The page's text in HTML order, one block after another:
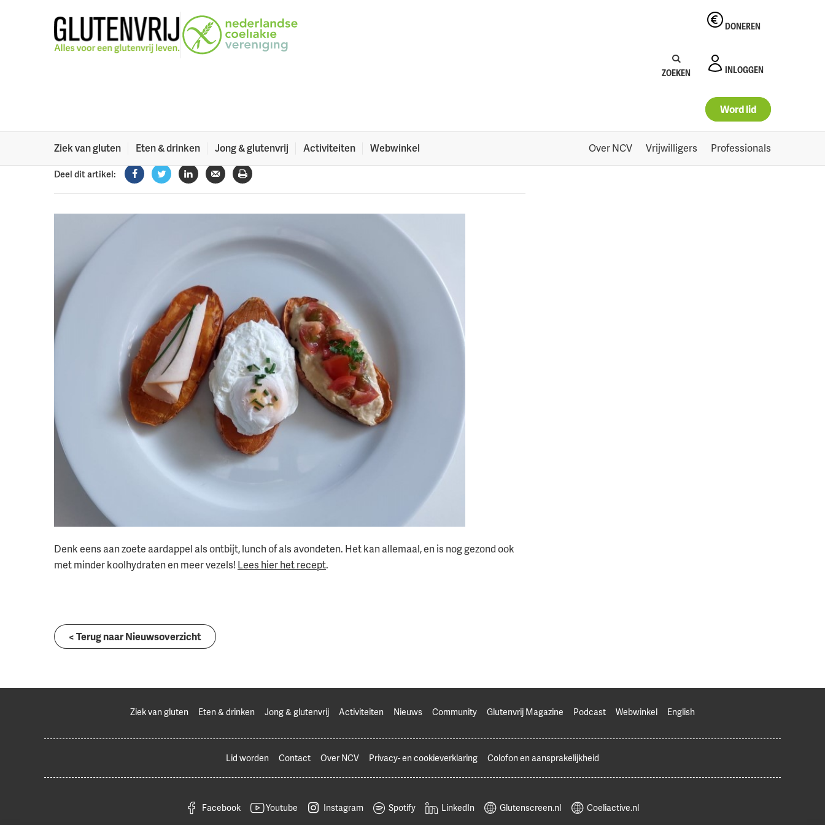
Zoeken:Zoeken
ZOEKEN
DONEREN
INLOGGEN
Word lid
Ziek van gluten Eten & drinken Jong & glutenvrij Activiteiten Webwinkel Over NCV Vrijwilligers Professionals
Lekker! Belegde zoete
24 januari 2024
Deel dit artikel:
Facebook
TwitterLinkedInVerzenden
Printen
Denk eens aan zoete aardappel als ontbijt, lunch of als avondeten. Het kan allemaal, en is nog gezond ook
met minder koolhydraten en meer vezels! Lees hier het recept.
< Terug naar Nieuwsoverzicht
Ziek van gluten Eten & drinken Jong & glutenvrij Activiteiten Nieuws Community Glutenvrij Magazine Podcast Webwinkel English
Lid worden Contact Over NCV Privacy- en cookieverklaring Colofon en aansprakelijkheid
Facebook Youtube Instagram Spotify LinkedIn Glutenscreen.nl Coeliactive.nl